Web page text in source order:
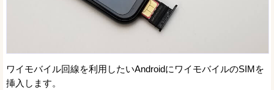
ワイモバイル回線を利用したいAndroidにワイモバイルのSIMを
挿入します。